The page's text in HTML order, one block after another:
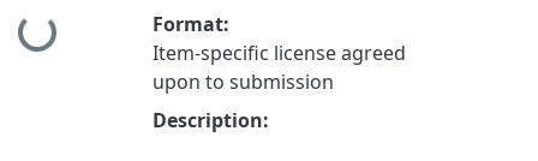
Hämtar...
Format:
Item-specific license agreed
upon to submission
Description: